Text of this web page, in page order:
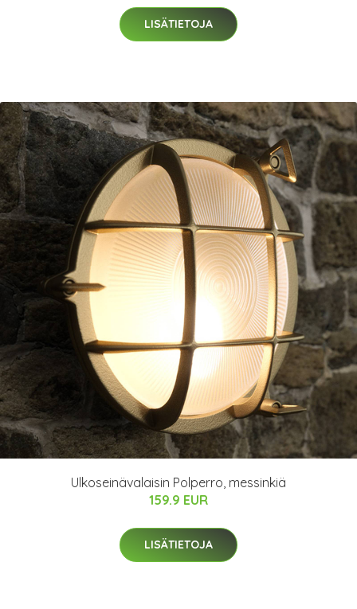
LISÄTIETOJA
Ulkoseinävalaisin Polperro, messinkiä
159.9 EUR
LISÄTIETOJA